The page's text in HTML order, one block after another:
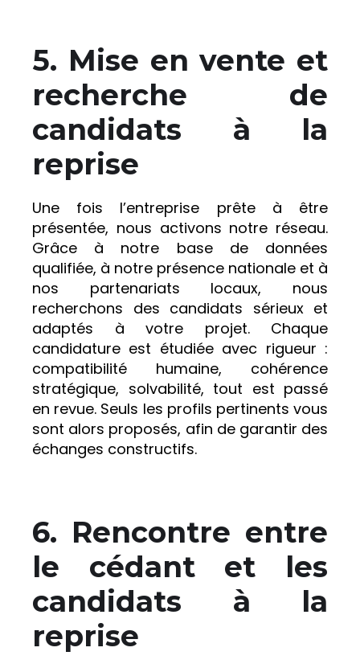
5. Mise en vente et
recherche de
candidats à la
reprise
Une fois l’entreprise prête à être
présentée, nous activons notre réseau.
Grâce à notre base de données
qualifiée, à notre présence nationale et à
nos partenariats locaux, nous
recherchons des candidats sérieux et
adaptés à votre projet. Chaque
candidature est étudiée avec rigueur :
compatibilité humaine, cohérence
stratégique, solvabilité, tout est passé
en revue. Seuls les profils pertinents vous
sont alors proposés, afin de garantir des
échanges constructifs.
6. Rencontre entre
le cédant et les
candidats à la
reprise